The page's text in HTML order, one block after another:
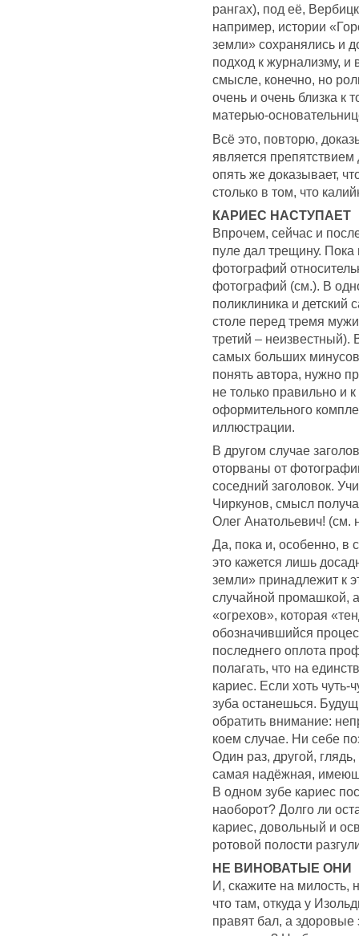
рангах), под её,
например, истории
земли» сохранялись и
подход к журнализму, и
смысле, конечно, но
очень и очень близка к
матерью-
Всё это, повторю,
является
опять же доказывает,
столько в том, что
КАРИЕС НАСТУПАЕТ
Впрочем, сейчас и
пуле дал трещину. Пока
фотографий
фотографий (см.). В
поликлиника и детский
столе перед тремя
третий – неизвестный).
самых больших
понять автора, нужно
не только правильно и
оформительного
иллюстрации.
В другом случае
оторваны от
соседний заголовок.
Чиркунов, смысл
Олег Анатольевич! (см.
Да, пока и, особенно, в
это кажется лишь
земли» принадлежит к
случайной промашкой,
«огрехов», которая
обозначившийся
последнего оплота
полагать, что на
кариес. Если хоть чуть-
зуба останешься.
обратить внимание:
коем случае. Ни себе
Один раз, другой,
самая надёжная,
В одном зубе кариес
наоборот? Долго ли
кариес, довольный и
ротовой полости
НЕ ВИНОВАТЫЕ ОНИ
И, скажите на милость,
что там, откуда у
правят бал, а здоровые